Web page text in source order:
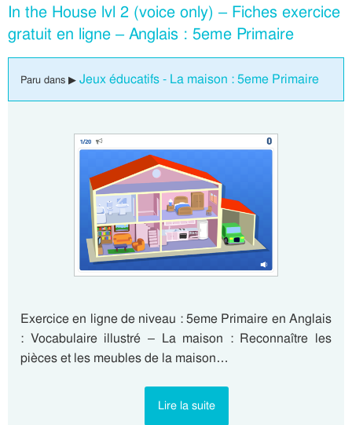
In the House lvl 2 (voice only) – Fiches exercice
gratuit en ligne – Anglais : 5eme Primaire
Paru dans ▶ Jeux éducatifs - La maison : 5eme Primaire
Exercice en ligne de niveau : 5eme Primaire en Anglais
: Vocabulaire illustré – La maison : Reconnaître les
pièces et les meubles de la maison…
Lire la suite